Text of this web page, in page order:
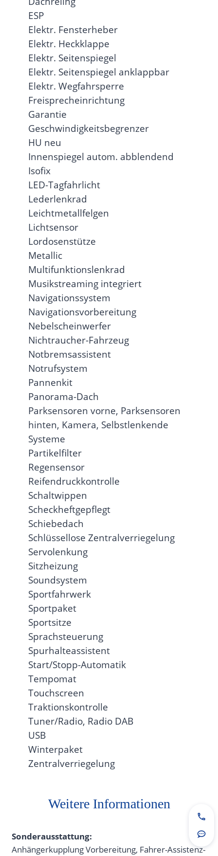
ESP
Elektr. Fensterheber
Elektr. Heckklappe
Elektr. Seitenspiegel
Elektr. Seitenspiegel anklappbar
Elektr. Wegfahrsperre
Freisprecheinrichtung
Garantie
Geschwindigkeitsbegrenzer
HU neu
Innenspiegel autom. abblendend
Isofix
LED-Tagfahrlicht
Lederlenkrad
Leichtmetallfelgen
Lichtsensor
Lordosenstütze
Metallic
Multifunktionslenkrad
Musikstreaming integriert
Navigationssystem
Navigationsvorbereitung
Nebelscheinwerfer
Nichtraucher-Fahrzeug
Notbremsassistent
Notrufsystem
Pannenkit
Panorama-Dach
Parksensoren vorne, Parksensoren
hinten, Kamera, Selbstlenkende
Systeme
Partikelfilter
Regensensor
Reifendruckkontrolle
Schaltwippen
Scheckheftgepflegt
Schiebedach
Schlüssellose Zentralverriegelung
Servolenkung
Sitzheizung
Soundsystem
Sportfahrwerk
Sportpaket
Sportsitze
Sprachsteuerung
Spurhalteassistent
Start/Stopp-Automatik
Tempomat
Touchscreen
Traktionskontrolle
Tuner/Radio, Radio DAB
USB
Winterpaket
Zentralverriegelung
Weitere Informationen
Sonderausstattung:
Anhängerkupplung Vorbereitung, Fahrer-Assistenz-